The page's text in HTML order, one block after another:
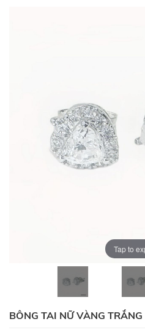
Tap to
BÔNG TAI NỮ VÀNG